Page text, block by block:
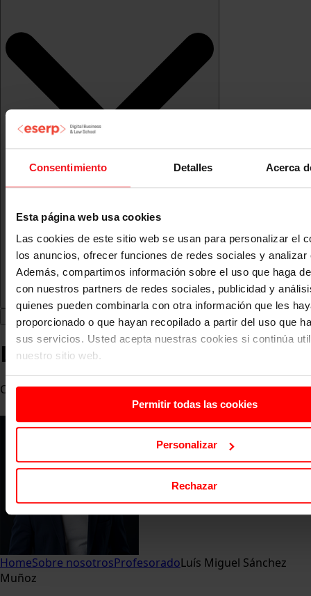
Consentimiento Detalles Acerca
Esta página web usa cookies
Las cookies de este sitio web se usan para personalizar el
los anuncios, ofrecer funciones de redes sociales y analizar
Además, compartimos información sobre el uso que haga
con nuestros partners de redes sociales, publicidad y
quienes pueden combinarla con otra información que les
proporcionado o que hayan recopilado a partir del uso que
sus servicios. Usted acepta nuestras cookies si continúa
nuestro sitio web.
Permitir todas las cookies
Personalizar
Rechazar
Luís Miguel Sánchez Muñoz
Cofundador de Drivelop
HomeSobre nosotrosProfesoradoLuís Miguel Sánchez
Muñoz